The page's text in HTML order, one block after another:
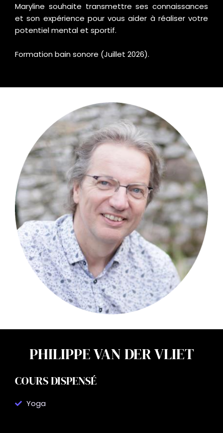
Maryline souhaite transmettre ses connaissances
et son expérience pour vous aider à réaliser votre
potentiel mental et sportif.
Formation bain sonore (Juillet 2026).
PHILIPPE VAN DER VLIET
COURS DISPENSÉ
Yoga